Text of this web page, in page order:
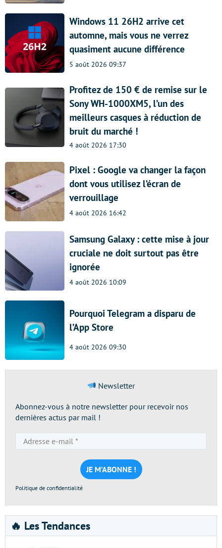
Windows 11 26H2 arrive cet
automne, mais vous ne verrez
quasiment aucune différence
5 août 2026 09:37
Profitez de 150 € de remise sur le
Sony WH-1000XM5, l’un des
meilleurs casques à réduction de
bruit du marché !
4 août 2026 17:30
Pixel : Google va changer la façon
dont vous utilisez l’écran de
verrouillage
4 août 2026 16:42
Samsung Galaxy : cette mise à jour
cruciale ne doit surtout pas être
ignorée
4 août 2026 10:09
Pourquoi Telegram a disparu de
l’App Store
4 août 2026 09:30
Newsletter
Abonnez-vous à notre newsletter pour recevoir nos
dernières actus par mail !
e-
mail
*
Politique de confidentialité
🔥 Les Tendances